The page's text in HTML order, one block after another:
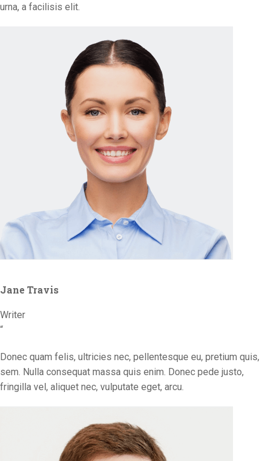
urna, a facilisis elit.
Jane Travis
Writer
“
Donec quam felis, ultricies nec, pellentesque eu, pretium quis,
sem. Nulla consequat massa quis enim. Donec pede justo,
fringilla vel, aliquet nec, vulputate eget, arcu.